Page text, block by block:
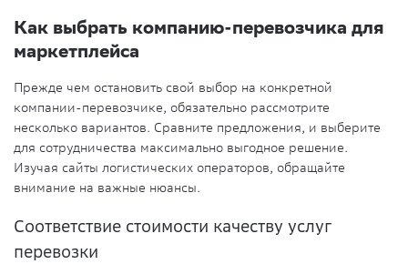
Как выбрать компанию-перевозчика для
маркетплейса
Прежде чем остановить свой выбор на конкретной
компании-перевозчике, обязательно рассмотрите
несколько вариантов. Сравните предложения, и выберите
для сотрудничества максимально выгодное решение.
Изучая сайты логистических операторов, обращайте
внимание на важные нюансы.
Соответствие стоимости качеству услуг
перевозки